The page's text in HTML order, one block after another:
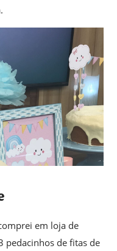
em loja de
pedacinhos de fitas de